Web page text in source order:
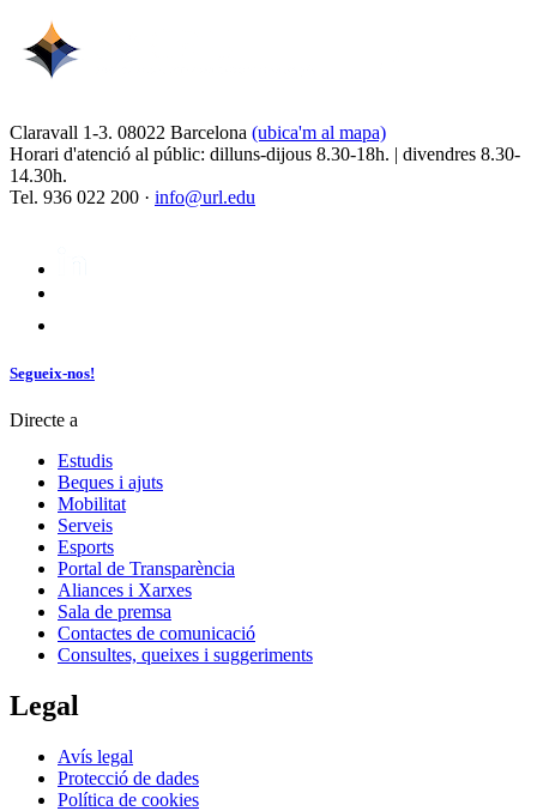
Claravall 1-3. 08022 Barcelona (ubica'm al mapa)
Horari d'atenció al públic: dilluns-dijous 8.30-18h. | divendres 8.30-
14.30h.
Tel. 936 022 200 · info@url.edu
Segueix-nos!
Directe a
Estudis
Beques i ajuts
Mobilitat
Serveis
Esports
Portal de Transparència
Aliances i Xarxes
Sala de premsa
Contactes de comunicació
Consultes, queixes i suggeriments
Legal
Avís legal
Protecció de dades
Política de cookies